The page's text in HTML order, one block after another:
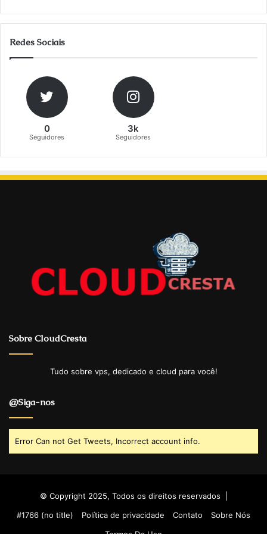
Redes Sociais
0
Seguidores
3k
Seguidores
Sobre CloudCresta
Tudo sobre vps, dedicado e cloud para você!
@Siga-nos
Error Can not Get Tweets, Incorrect account info.
© Copyright 2025, Todos os direitos reservados |
#1766 (no title)
Política de privacidade Contato
Sobre Nós